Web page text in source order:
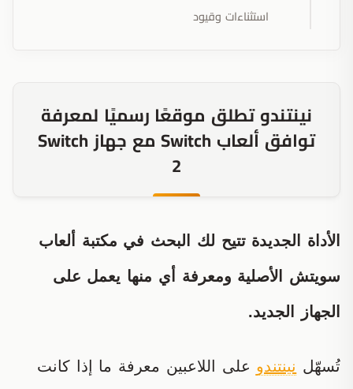
استثناءات وقيود
نينتندو تطلق موقعًا رسميًا لمعرفة
توافق ألعاب Switch مع جهاز Switch
2
الأداة الجديدة تتيح لك البحث في مكتبة ألعاب
سويتش الأصلية ومعرفة أي منها يعمل على
الجهاز الجديد.
تُسهّل نينتندو على اللاعبين معرفة ما إذا كانت